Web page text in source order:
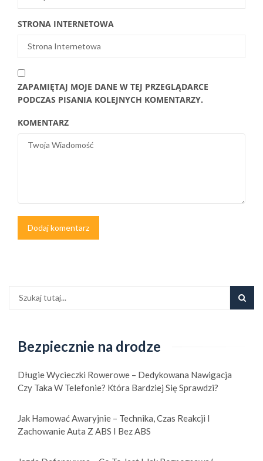
STRONA INTERNETOWA
ZAPAMIĘTAJ MOJE DANE W TEJ PRZEGLĄDARCE
PODCZAS PISANIA KOLEJNYCH KOMENTARZY.
KOMENTARZ
Bezpiecznie na drodze
Długie Wycieczki Rowerowe – Dedykowana Nawigacja
Czy Taka W Telefonie? Która Bardziej Się Sprawdzi?
Jak Hamować Awaryjnie – Technika, Czas Reakcji I
Zachowanie Auta Z ABS I Bez ABS